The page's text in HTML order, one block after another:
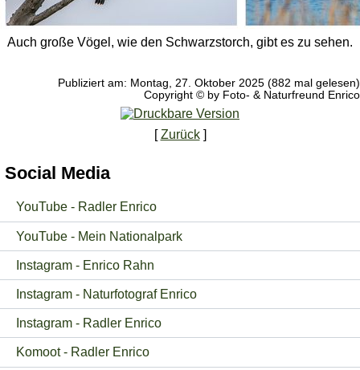
Auch große Vögel, wie den Schwarzstorch, gibt es zu sehen.
Publiziert am: Montag, 27. Oktober 2025 (882 mal gelesen)
Copyright © by Foto- & Naturfreund Enrico
[Zurück]
Social Media
YouTube - Radler Enrico
YouTube - Mein Nationalpark
Instagram - Enrico Rahn
Instagram - Naturfotograf Enrico
Instagram - Radler Enrico
Komoot - Radler Enrico